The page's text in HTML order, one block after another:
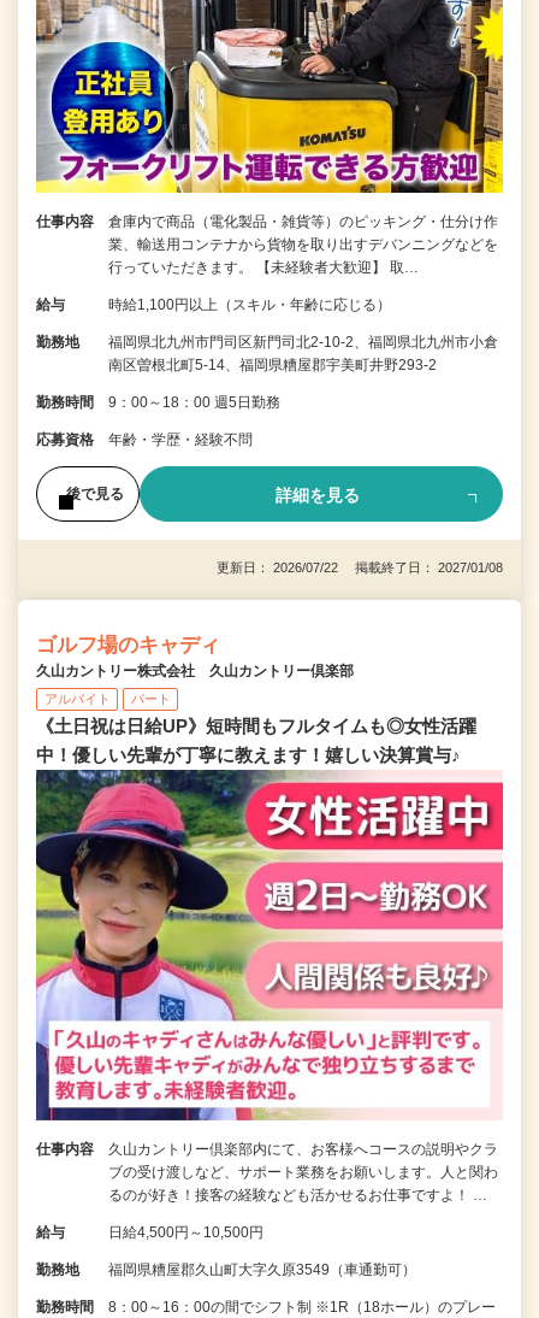
仕事内容
倉庫内で商品（電化製品・雑貨等）のピッキング・仕分け作
業、輸送用コンテナから貨物を取り出すデバンニングなどを
行っていただきます。 【未経験者大歓迎】 取…
給与 時給1,100円以上（スキル・年齢に応じる）
勤務地
福岡県北九州市門司区新門司北2-10-2、福岡県北九州市小倉
南区曽根北町5-14、福岡県糟屋郡宇美町井野293-2
勤務時間 9：00～18：00 週5日勤務
応募資格 年齢・学歴・経験不問
後で見る 詳細を見る
更新日： 2026/07/22 掲載終了日： 2027/01/08
ゴルフ場のキャディ
久山カントリー株式会社 久山カントリー倶楽部
アルバイト パート
《土日祝は日給UP》短時間もフルタイムも◎女性活躍
中！優しい先輩が丁寧に教えます！嬉しい決算賞与♪
仕事内容
久山カントリー倶楽部内にて、お客様へコースの説明やクラ
ブの受け渡しなど、サポート業務をお願いします。人と関わ
るのが好き！接客の経験なども活かせるお仕事ですよ！ …
給与 日給4,500円～10,500円
勤務地 福岡県糟屋郡久山町大字久原3549（車通勤可）
勤務時間
8：00～16：00の間でシフト制 ※1R（18ホール）のプレー